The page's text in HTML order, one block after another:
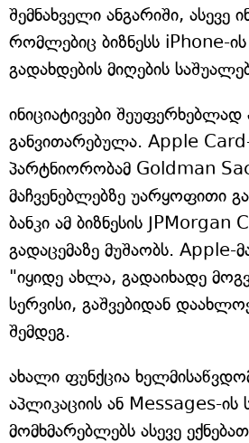
შემნახველი ანგარიში, ასევე
რომლებიც ბიზნესს iPhone-
გადახდების მიღების
ინიციატივები შეუფერხებლად
განვითარებულა. Apple
პარტნიორობამ Goldman
მაჩვენებლებზე უარყოფითი
ბანკი ამ ბიზნესის JPMorgan
გადაცემაზე მუშაობს. Apple-
"იყიდე ახლა, გადაიხადე
სერვისი, გაშვებიდან
შემდეგ.
ახალი ფუნქცია
აპლიკაციის ან Messages-ის
მომხმარებლებს ასევე